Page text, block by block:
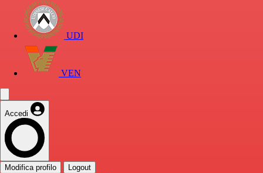
UDI
VEN
Accedi
Modifica profilo Logout